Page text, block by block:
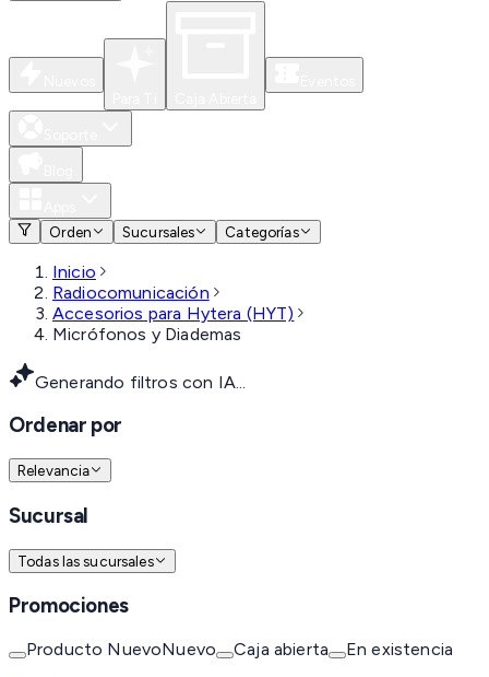
Orden
Sucursales Categorías
Inicio
Radiocomunicación
Accesorios para Hytera (HYT)
Micrófonos y Diademas
Generando filtros con IA...
Ordenar por
Relevancia
Sucursal
Todas las sucursales
Promociones
Producto NuevoNuevo Caja abierta En existencia